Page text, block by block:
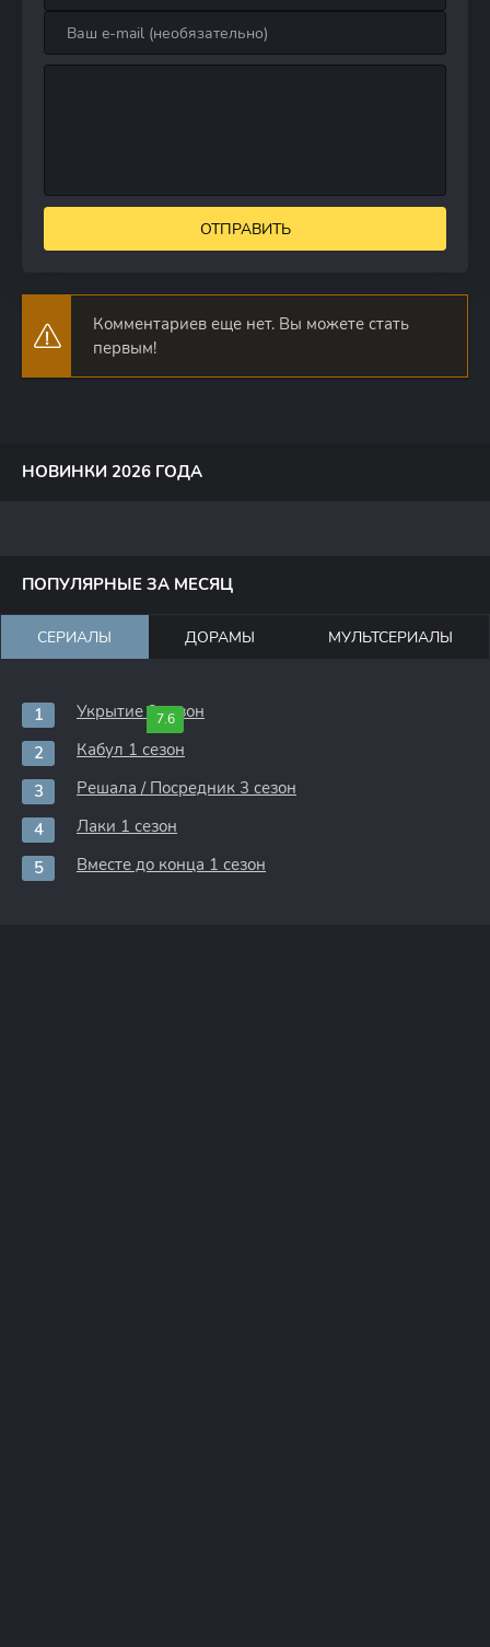
ОТПРАВИТЬ
Комментариев еще нет. Вы можете стать
первым!
НОВИНКИ 2026 ГОДА
ПОПУЛЯРНЫЕ ЗА МЕСЯЦ
СЕРИАЛЫ ДОРАМЫ МУЛЬТСЕРИАЛЫ
7.6
Укрытие 3 сезон
Кабул 1 сезон
Решала / Посредник 3 сезон
Лаки 1 сезон
Вместе до конца 1 сезон